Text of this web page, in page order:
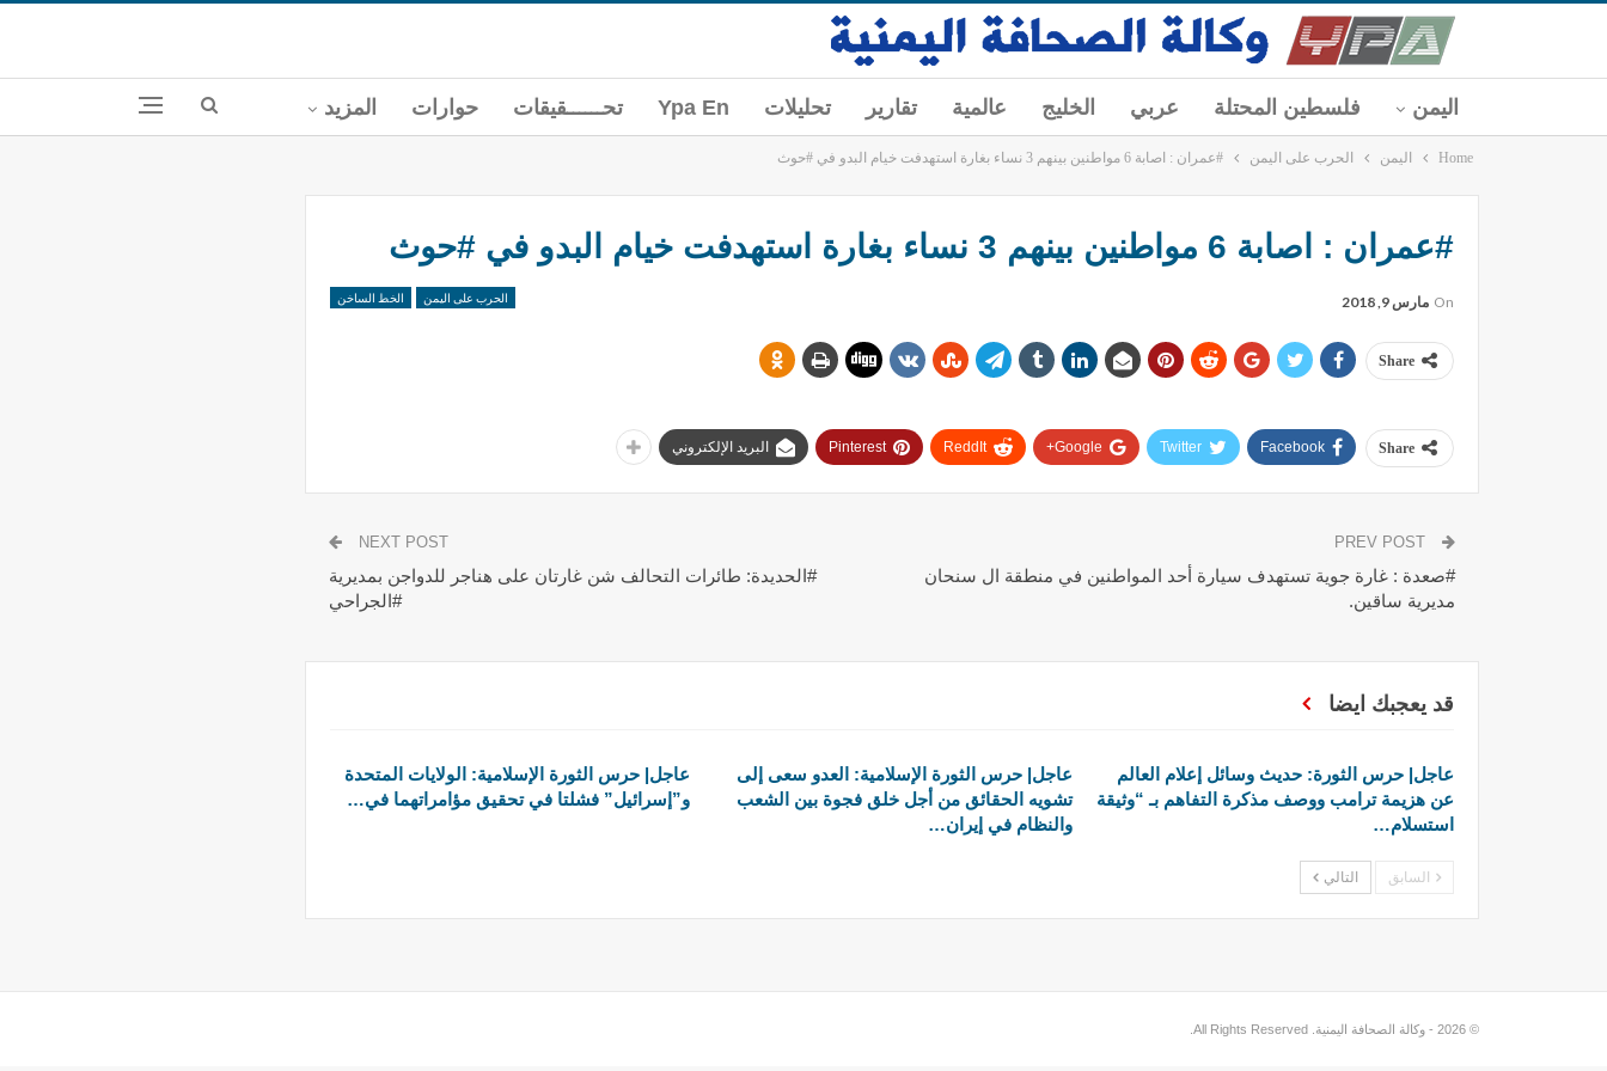
اليمن فلسطين المحتلة عربي الخليج عالمية تقارير تحليلات Ypa En تحــــــقيقات حوارات المزيد
Home اليمن الحرب على اليمن #عمران : اصابة 6 مواطنين بينهم 3 نساء بغارة استهدفت خيام البدو في #حوث
#عمران : اصابة 6 مواطنين بينهم 3 نساء بغارة استهدفت خيام البدو في #حوث
الحرب على اليمن الخط الساخن On مارس 9, 2018
Share
Share
Facebook
Twitter
Google+
ReddIt
Pinterest البريد الإلكتروني
#صعدة : غارة جوية تستهدف سيارة أحد المواطنين في منطقة ال سنحان
مديرية ساقين.
NEXT POST
#الحديدة: طائرات التحالف شن غارتان على هناجر للدواجن بمديرية
#الجراحي
قد يعجبك ايضا
عاجل| حرس الثورة: حديث وسائل إعلام العالم
عن هزيمة ترامب ووصف مذكرة التفاهم بـ “وثيقة
استسلام…
عاجل| حرس الثورة الإسلامية: العدو سعى إلى
تشويه الحقائق من أجل خلق فجوة بين الشعب
والنظام في إيران…
عاجل| حرس الثورة الإسلامية: الولايات المتحدة
و”إسرائيل” فشلتا في تحقيق مؤامراتهما في…
السابق التالي
© 2026 - وكالة الصحافة اليمنية. All Rights Reserved.